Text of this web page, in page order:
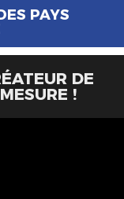
PAYS
DE
!